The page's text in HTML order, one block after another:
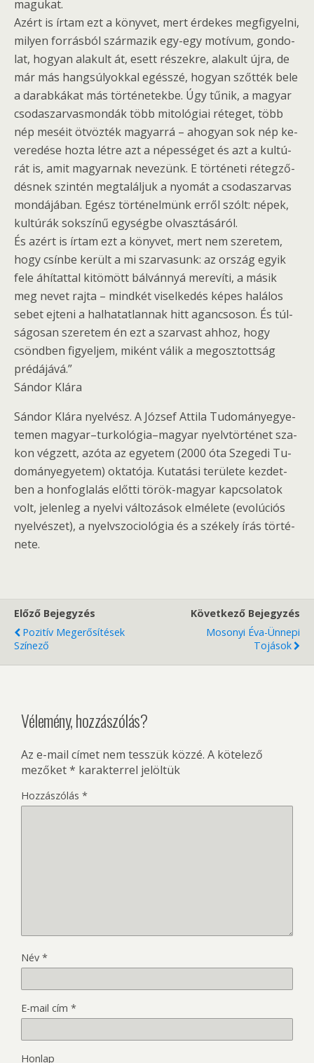
ma­gu­kat.
Azért is írtam ezt a köny­vet, mert ér­de­kes meg­fi­gyel­ni,
mi­lyen for­rás­ból szár­ma­zik egy-egy mo­tí­vum, gon­do­
lat, ho­gyan ala­kult át, esett ré­szek­re, ala­kult újra, de
már más hang­sú­lyok­kal egésszé, ho­gyan szőt­ték bele
a da­rab­ká­kat más tör­té­ne­tek­be. Úgy tűnik, a ma­gyar
cso­da­szar­vas­mon­dák több mi­to­ló­gi­ai ré­te­get, több
nép me­sé­it öt­vöz­ték ma­gyar­rá – aho­gyan sok nép ke­
ve­re­dé­se hozta létre azt a né­pes­sé­get és azt a kul­tú­
rát is, amit ma­gyar­nak ne­ve­zünk. E tör­té­ne­ti ré­teg­ző­
dés­nek szin­tén meg­ta­lál­juk a nyo­mát a cso­da­szar­vas
mon­dá­já­ban. Egész tör­té­nel­münk erről szólt: népek,
kul­tú­rák sok­szí­nű egy­ség­be ol­vasz­tá­sá­ról.
És azért is írtam ezt a köny­vet, mert nem sze­re­tem,
hogy csín­be ke­rült a mi szar­va­sunk: az or­szág egyik
fele áhí­tat­tal ki­tö­mött bál­vánnyá me­re­ví­ti, a másik
meg nevet rajta – mind­két vi­sel­ke­dés képes ha­lá­los
sebet ej­te­ni a hal­ha­tat­lan­nak hitt agan­cso­son. És túl­
sá­go­san sze­re­tem én ezt a szar­vast ahhoz, hogy
csönd­ben fi­gyel­jem, mi­ként válik a meg­osz­tott­ság
pré­dá­já­vá.”
Sán­dor Klára
Sán­dor Klára nyel­vész. A Jó­zsef At­ti­la Tu­do­mány­egye­
te­men ma­gyar–tur­ko­ló­gia–ma­gyar nyelv­tör­té­net sza­
kon vég­zett, azóta az egye­tem (2000 óta Sze­ge­di Tu­
do­mány­egye­tem) ok­ta­tó­ja. Ku­ta­tá­si te­rü­le­te kez­det­
ben a hon­fog­la­lás előt­ti tö­rök-ma­gyar kap­cso­la­tok
volt, je­len­leg a nyel­vi vál­to­zá­sok el­mé­le­te (evo­lú­ci­ós
nyel­vé­szet), a nyelv­szo­cio­ló­gia és a szé­kely írás tör­té­
ne­te.
Előző Bejegyzés
Pozitív Megerősítések
Színező
Következő Bejegyzés
Mosonyi Éva-Ünnepi
Tojások
Vélemény, hozzászólás?
Az e-mail címet nem tesszük közzé. A kötelező
mezőket* karakterrel jelöltük
Hozzászólás *
Név *
E-mail cím *
Honlap